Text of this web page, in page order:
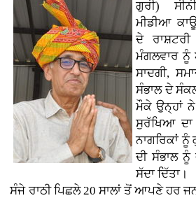
ਗੁਰੀ)
ਮੀਡੀਆ
ਦੇ
ਮੰਗਲਵਾਰ ਨੂੰ
ਸਾਦਗੀ,
ਸੰਭਾਲ ਦੇ
ਮੌਕੇ ਉਨ੍ਹਾਂ ਨੇ
ਸੁਰੱਖਿਆ
ਨਾਗਰਿਕਾਂ
ਦੀ ਸੰਭਾਲ
ਸੱਦਾ ਦਿੱਤਾ।
ਸੰਜੇ ਰਾਠੀ ਪਿਛਲੇ 20 ਸਾਲਾਂ ਤੋਂ ਆਪਣੇ ਹਰ